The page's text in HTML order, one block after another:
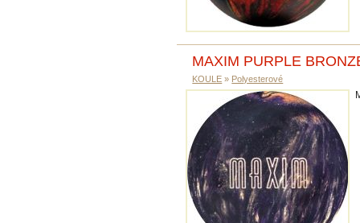
MAXIM PURPLE
KOULE » Polyesterové